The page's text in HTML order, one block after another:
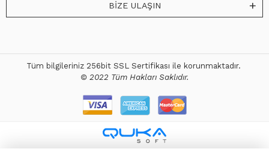
BİZE ULAŞIN
Tüm bilgileriniz 256bit SSL Sertifikası ile korunmaktadır.
© 2022 Tüm Hakları Saklıdır.